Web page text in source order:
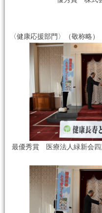
〈健康応援部門〉（敬称略）
最優秀賞 医療法人緑新会四